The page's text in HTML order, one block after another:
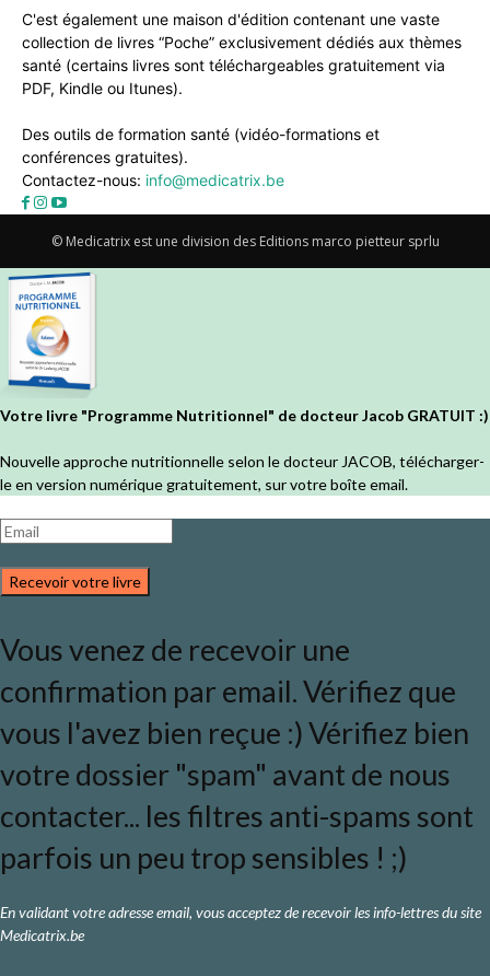
C'est également une maison d'édition contenant une vaste
collection de livres “Poche” exclusivement dédiés aux thèmes
santé (certains livres sont téléchargeables gratuitement via
PDF, Kindle ou Itunes).
Des outils de formation santé (vidéo-formations et
conférences gratuites).
Contactez-nous: info@medicatrix.be
© Medicatrix est une division des Editions marco pietteur sprlu
Votre livre "Programme Nutritionnel" de docteur Jacob GRATUIT :)
Nouvelle approche nutritionnelle selon le docteur JACOB, télécharger-
le en version numérique gratuitement, sur votre boîte email.
Recevoir votre livre
Vous venez de recevoir une
confirmation par email. Vérifiez que
vous l'avez bien reçue :) Vérifiez bien
votre dossier "spam" avant de nous
contacter... les filtres anti-spams sont
parfois un peu trop sensibles ! ;)
En validant votre adresse email, vous acceptez de recevoir les info-lettres du site
Medicatrix.be